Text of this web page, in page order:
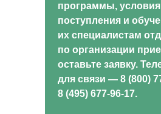
программы,
поступления и
их специалистам
по организации
оставьте заявку.
для связи — 8 (800)
8 (495) 677-96-17.
Ветеринария
Курсы для заводчиков
Хобби и бизнес
Лабораторные исследования
Фермерское хозяйство
Курсы для специалистов
Садоводство и огородничество